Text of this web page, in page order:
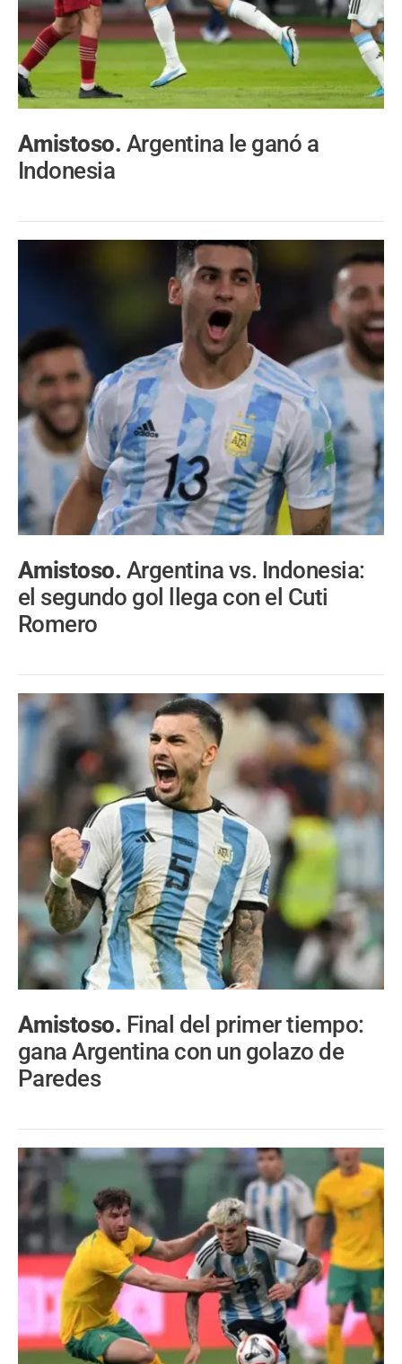
Amistoso. Argentina le ganó a
Indonesia
Amistoso. Argentina vs. Indonesia:
el segundo gol llega con el Cuti
Romero
Amistoso. Final del primer tiempo:
gana Argentina con un golazo de
Paredes